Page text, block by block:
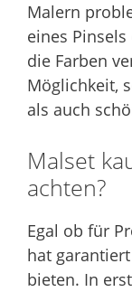
Malern
eines
die Farben
Möglichkeit,
als auch
Malset
achten?
Egal ob für
hat
bieten. In